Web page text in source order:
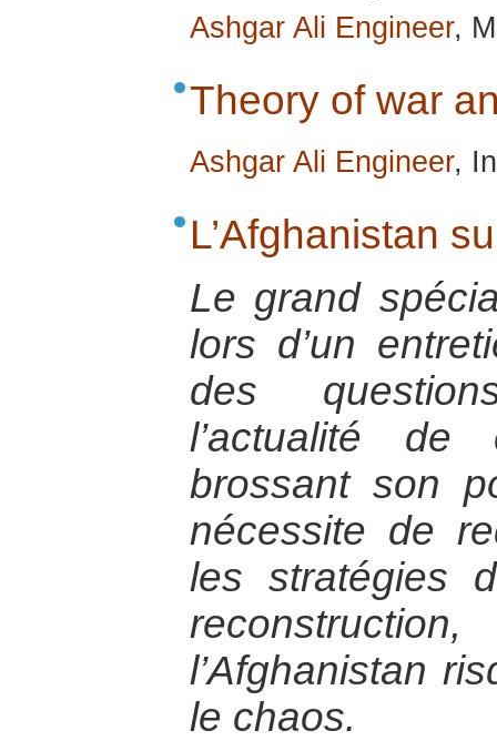
Ashgar Ali Engineer,
Theory of war
Ashgar Ali Engineer,
L’Afghanistan
Le grand
lors d’un
des
l’actualité
brossant son
nécessite de
les stratégies
l’Afghanistan
le chaos.